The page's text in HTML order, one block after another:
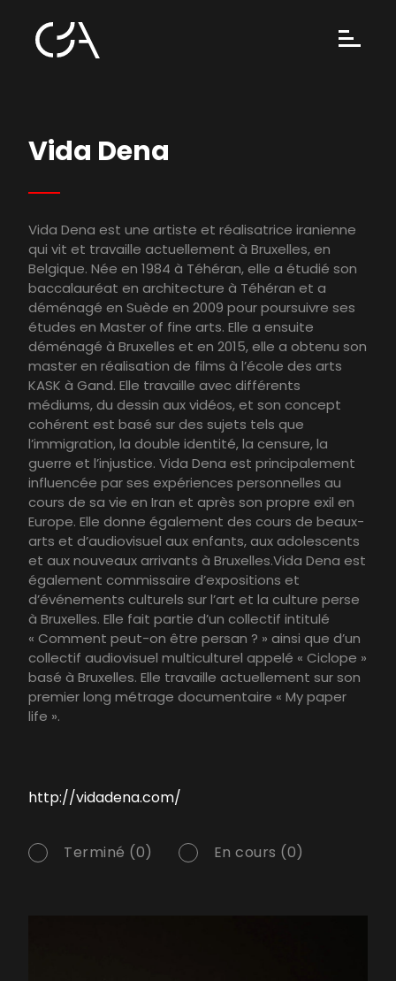
Vida Dena
Vida Dena est une artiste et réalisatrice iranienne
qui vit et travaille actuellement à Bruxelles, en
Belgique. Née en 1984 à Téhéran, elle a étudié son
baccalauréat en architecture à Téhéran et a
déménagé en Suède en 2009 pour poursuivre ses
études en Master of fine arts. Elle a ensuite
déménagé à Bruxelles et en 2015, elle a obtenu son
master en réalisation de films à l’école des arts
KASK à Gand. Elle travaille avec différents
médiums, du dessin aux vidéos, et son concept
cohérent est basé sur des sujets tels que
l’immigration, la double identité, la censure, la
guerre et l’injustice. Vida Dena est principalement
influencée par ses expériences personnelles au
cours de sa vie en Iran et après son propre exil en
Europe. Elle donne également des cours de beaux-
arts et d’audiovisuel aux enfants, aux adolescents
et aux nouveaux arrivants à Bruxelles.Vida Dena est
également commissaire d’expositions et
d’événements culturels sur l’art et la culture perse
à Bruxelles. Elle fait partie d’un collectif intitulé
« Comment peut-on être persan ? » ainsi que d’un
collectif audiovisuel multiculturel appelé « Ciclope »
basé à Bruxelles. Elle travaille actuellement sur son
premier long métrage documentaire « My paper
life ».
http://vidadena.com/
Terminé (0) En cours (0)